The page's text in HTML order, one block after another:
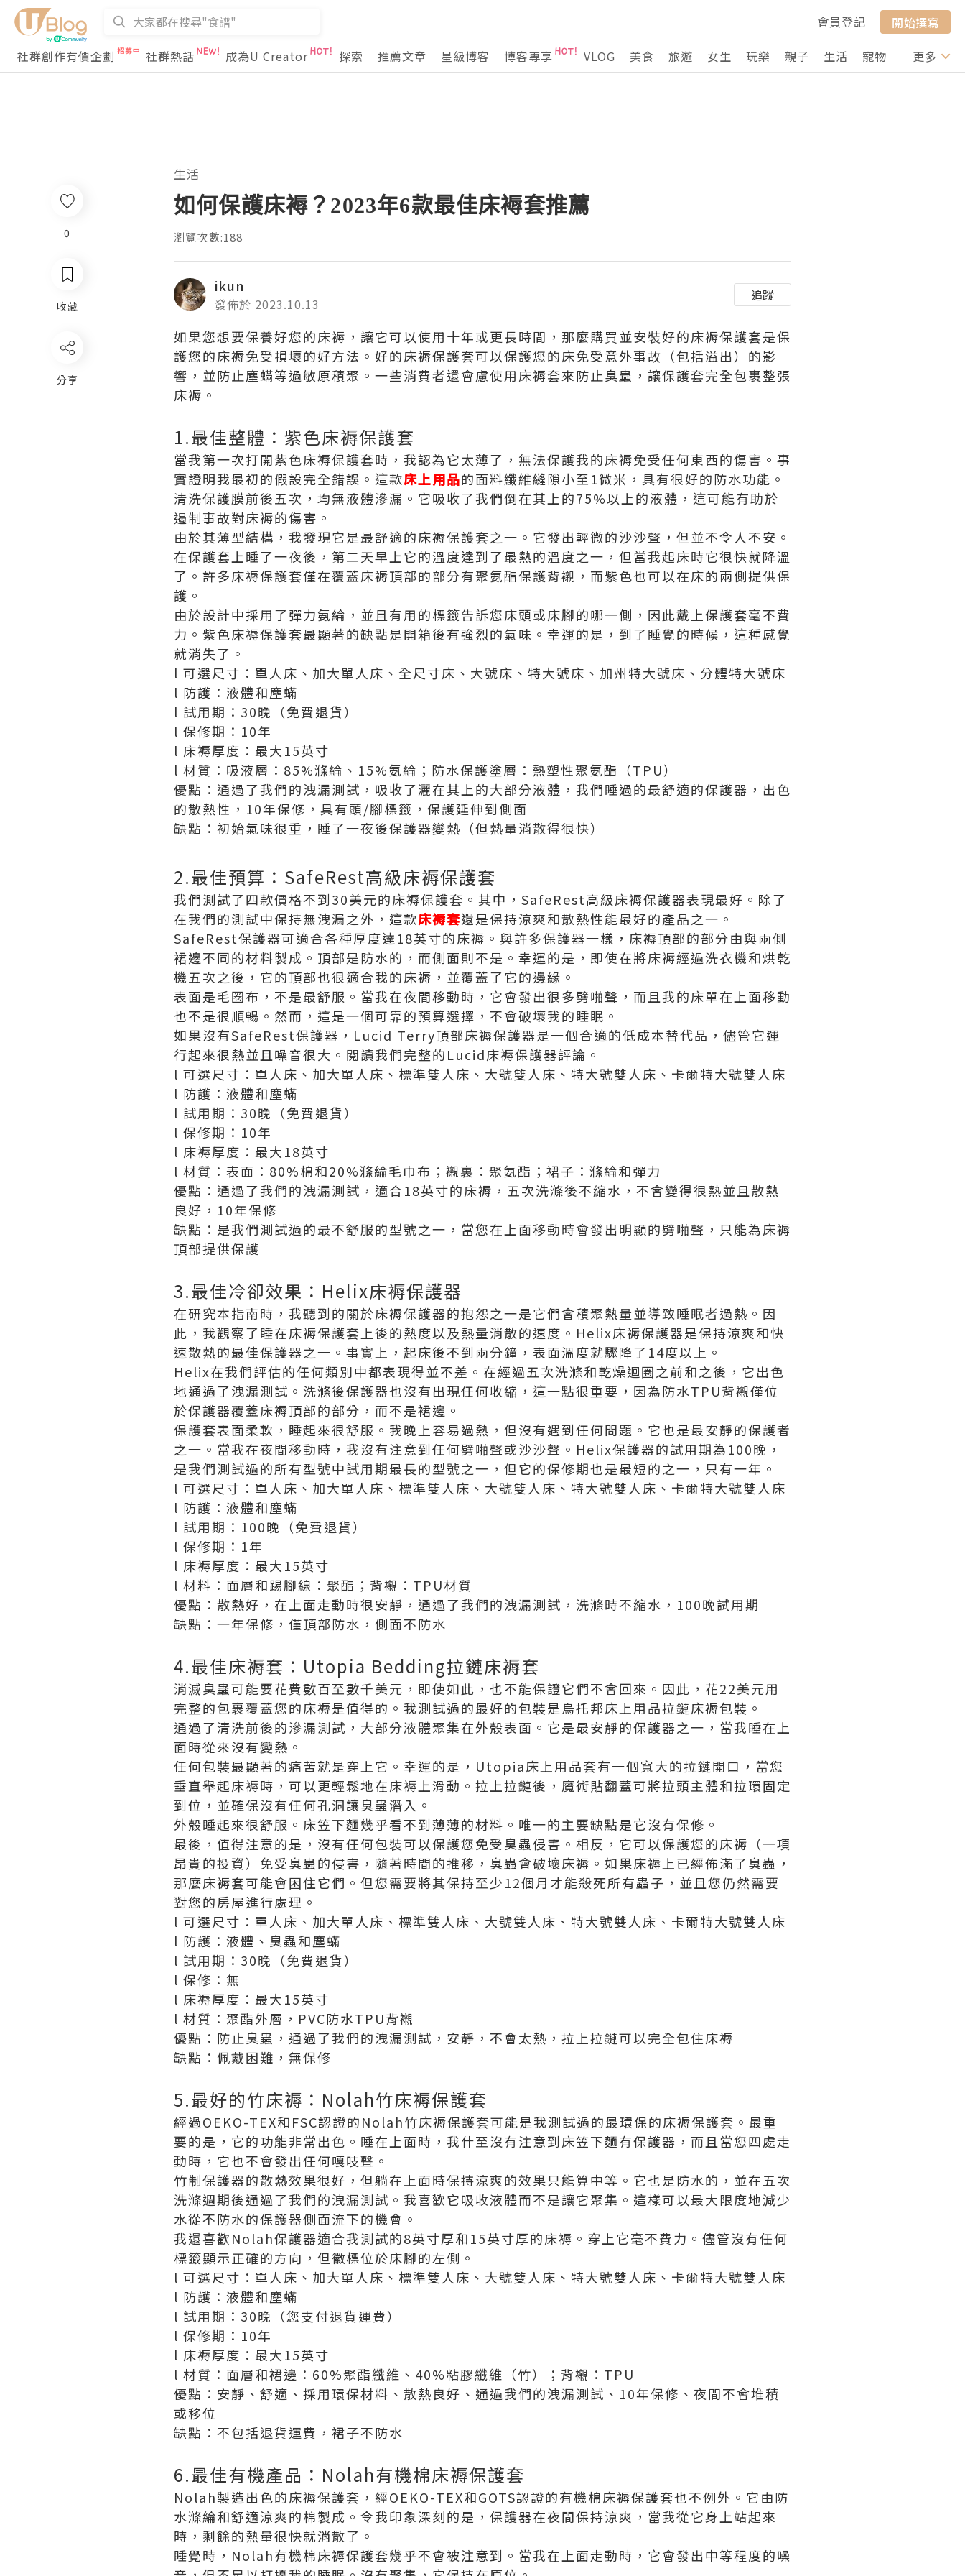
會員登記
開始撰寫
社群創作有價企劃
社群熱話 成為U Creator 探索 推薦文章 星級博客 博客專享 VLOG 美食 旅遊 女生 玩樂 親子 生活 寵物 行山 打卡
更多
0
收藏
分享
生活
如何保護床褥？2023年6款最佳床褥套推薦
瀏覽次數:188
ikun
發佈於 2023.10.13
追蹤
如果您想要保養好您的床褥，讓它可以使用十年或更長時間，那麼購買並安裝好的床褥保護套是保
護您的床褥免受損壞的好方法。好的床褥保護套可以保護您的床免受意外事故（包括溢出）的影
響，並防止塵蟎等過敏原積聚。一些消費者還會慮使用床褥套來防止臭蟲，讓保護套完全包裹整張
床褥。
1.最佳整體：紫色床褥保護套
當我第一次打開紫色床褥保護套時，我認為它太薄了，無法保護我的床褥免受任何東西的傷害。事
實證明我最初的假設完全錯誤。這款床上用品的面料纖維縫隙小至1微米，具有很好的防水功能。
清洗保護膜前後五次，均無液體滲漏。它吸收了我們倒在其上的75%以上的液體，這可能有助於
遏制事故對床褥的傷害。
由於其薄型結構，我發現它是最舒適的床褥保護套之一。它發出輕微的沙沙聲，但並不令人不安。
在保護套上睡了一夜後，第二天早上它的溫度達到了最熱的溫度之一，但當我起床時它很快就降溫
了。許多床褥保護套僅在覆蓋床褥頂部的部分有聚氨酯保護背襯，而紫色也可以在床的兩側提供保
護。
由於設計中採用了彈力氨綸，並且有用的標籤告訴您床頭或床腳的哪一側，因此戴上保護套毫不費
力。紫色床褥保護套最顯著的缺點是開箱後有強烈的氣味。幸運的是，到了睡覺的時候，這種感覺
就消失了。
l 可選尺寸：單人床、加大單人床、全尺寸床、大號床、特大號床、加州特大號床、分體特大號床
l 防護：液體和塵蟎
l 試用期：30晚（免費退貨）
l 保修期：10年
l 床褥厚度：最大15英寸
l 材質：吸液層：85%滌綸、15%氨綸；防水保護塗層：熱塑性聚氨酯（TPU）
優點：通過了我們的洩漏測試，吸收了灑在其上的大部分液體，我們睡過的最舒適的保護器，出色
的散熱性，10年保修，具有頭/腳標籤，保護延伸到側面
缺點：初始氣味很重，睡了一夜後保護器變熱（但熱量消散得很快）
2.最佳預算：SafeRest高級床褥保護套
我們測試了四款價格不到30美元的床褥保護套。其中，SafeRest高級床褥保護器表現最好。除了
在我們的測試中保持無洩漏之外，這款床褥套還是保持涼爽和散熱性能最好的產品之一。
SafeRest保護器可適合各種厚度達18英寸的床褥。與許多保護器一樣，床褥頂部的部分由與兩側
裙邊不同的材料製成。頂部是防水的，而側面則不是。幸運的是，即使在將床褥經過洗衣機和烘乾
機五次之後，它的頂部也很適合我的床褥，並覆蓋了它的邊緣。
表面是毛圈布，不是最舒服。當我在夜間移動時，它會發出很多劈啪聲，而且我的床單在上面移動
也不是很順暢。然而，這是一個可靠的預算選擇，不會破壞我的睡眠。
如果沒有SafeRest保護器，Lucid Terry頂部床褥保護器是一個合適的低成本替代品，儘管它運
行起來很熱並且噪音很大。閱讀我們完整的Lucid床褥保護器評論。
l 可選尺寸：單人床、加大單人床、標準雙人床、大號雙人床、特大號雙人床、卡爾特大號雙人床
l 防護：液體和塵蟎
l 試用期：30晚（免費退貨）
l 保修期：10年
l 床褥厚度：最大18英寸
l 材質：表面：80%棉和20%滌綸毛巾布；襯裏：聚氨酯；裙子：滌綸和彈力
優點：通過了我們的洩漏測試，適合18英寸的床褥，五次洗滌後不縮水，不會變得很熱並且散熱
良好，10年保修
缺點：是我們測試過的最不舒服的型號之一，當您在上面移動時會發出明顯的劈啪聲，只能為床褥
頂部提供保護
3.最佳冷卻效果：Helix床褥保護器
在研究本指南時，我聽到的關於床褥保護器的抱怨之一是它們會積聚熱量並導致睡眠者過熱。因
此，我觀察了睡在床褥保護套上後的熱度以及熱量消散的速度。Helix床褥保護器是保持涼爽和快
速散熱的最佳保護器之一。事實上，起床後不到兩分鐘，表面溫度就驟降了14度以上。
Helix在我們評估的任何類別中都表現得並不差。在經過五次洗滌和乾燥迴圈之前和之後，它出色
地通過了洩漏測試。洗滌後保護器也沒有出現任何收縮，這一點很重要，因為防水TPU背襯僅位
於保護器覆蓋床褥頂部的部分，而不是裙邊。
保護套表面柔軟，睡起來很舒服。我晚上容易過熱，但沒有遇到任何問題。它也是最安靜的保護者
之一。當我在夜間移動時，我沒有注意到任何劈啪聲或沙沙聲。Helix保護器的試用期為100晚，
是我們測試過的所有型號中試用期最長的型號之一，但它的保修期也是最短的之一，只有一年。
l 可選尺寸：單人床、加大單人床、標準雙人床、大號雙人床、特大號雙人床、卡爾特大號雙人床
l 防護：液體和塵蟎
l 試用期：100晚（免費退貨）
l 保修期：1年
l 床褥厚度：最大15英寸
l 材料：面層和踢腳線：聚酯；背襯：TPU材質
優點：散熱好，在上面走動時很安靜，通過了我們的洩漏測試，洗滌時不縮水，100晚試用期
缺點：一年保修，僅頂部防水，側面不防水
4.最佳床褥套：Utopia Bedding拉鏈床褥套
消滅臭蟲可能要花費數百至數千美元，即使如此，也不能保證它們不會回來。因此，花22美元用
完整的包裹覆蓋您的床褥是值得的。我測試過的最好的包裝是烏托邦床上用品拉鏈床褥包裝。
通過了清洗前後的滲漏測試，大部分液體聚集在外殼表面。它是最安靜的保護器之一，當我睡在上
面時從來沒有變熱。
任何包裝最顯著的痛苦就是穿上它。幸運的是，Utopia床上用品套有一個寬大的拉鏈開口，當您
垂直舉起床褥時，可以更輕鬆地在床褥上滑動。拉上拉鏈後，魔術貼翻蓋可將拉頭主體和拉環固定
到位，並確保沒有任何孔洞讓臭蟲潛入。
外殼睡起來很舒服。床笠下麵幾乎看不到薄薄的材料。唯一的主要缺點是它沒有保修。
最後，值得注意的是，沒有任何包裝可以保護您免受臭蟲侵害。相反，它可以保護您的床褥（一項
昂貴的投資）免受臭蟲的侵害，隨著時間的推移，臭蟲會破壞床褥。如果床褥上已經佈滿了臭蟲，
那麼床褥套可能會困住它們。但您需要將其保持至少12個月才能殺死所有蟲子，並且您仍然需要
對您的房屋進行處理。
l 可選尺寸：單人床、加大單人床、標準雙人床、大號雙人床、特大號雙人床、卡爾特大號雙人床
l 防護：液體、臭蟲和塵蟎
l 試用期：30晚（免費退貨）
l 保修：無
l 床褥厚度：最大15英寸
l 材質：聚酯外層，PVC防水TPU背襯
優點：防止臭蟲，通過了我們的洩漏測試，安靜，不會太熱，拉上拉鏈可以完全包住床褥
缺點：佩戴困難，無保修
5.最好的竹床褥：Nolah竹床褥保護套
經過OEKO-TEX和FSC認證的Nolah竹床褥保護套可能是我測試過的最環保的床褥保護套。最重
要的是，它的功能非常出色。睡在上面時，我什至沒有注意到床笠下麵有保護器，而且當您四處走
動時，它也不會發出任何嘎吱聲。
竹制保護器的散熱效果很好，但躺在上面時保持涼爽的效果只能算中等。它也是防水的，並在五次
洗滌週期後通過了我們的洩漏測試。我喜歡它吸收液體而不是讓它聚集。這樣可以最大限度地減少
水從不防水的保護器側面流下的機會。
我還喜歡Nolah保護器適合我測試的8英寸厚和15英寸厚的床褥。穿上它毫不費力。儘管沒有任何
標籤顯示正確的方向，但徽標位於床腳的左側。
l 可選尺寸：單人床、加大單人床、標準雙人床、大號雙人床、特大號雙人床、卡爾特大號雙人床
l 防護：液體和塵蟎
l 試用期：30晚（您支付退貨運費）
l 保修期：10年
l 床褥厚度：最大15英寸
l 材質：面層和裙邊：60%聚酯纖維、40%粘膠纖維（竹）；背襯：TPU
優點：安靜、舒適、採用環保材料、散熱良好、通過我們的洩漏測試、10年保修、夜間不會堆積
或移位
缺點：不包括退貨運費，裙子不防水
6.最佳有機產品：Nolah有機棉床褥保護套
Nolah製造出色的床褥保護套，經OEKO-TEX和GOTS認證的有機棉床褥保護套也不例外。它由防
水滌綸和舒適涼爽的棉製成。令我印象深刻的是，保護器在夜間保持涼爽，當我從它身上站起來
時，剩餘的熱量很快就消散了。
睡覺時，Nolah有機棉床褥保護套幾乎不會被注意到。當我在上面走動時，它會發出中等程度的噪